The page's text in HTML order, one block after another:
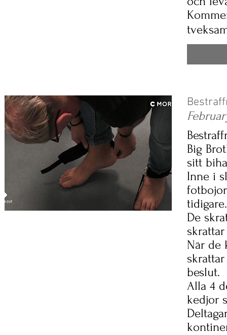
Big
sitt
Inne i
tidigare.
De
När de
beslut.
Alla 4
kedjor